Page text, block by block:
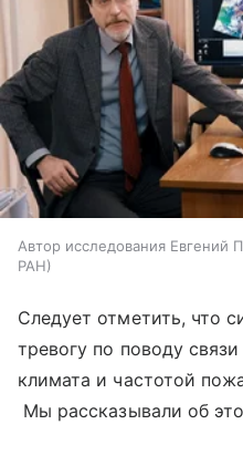
Автор исследования Евгений
РАН
Следует отметить, что
тревогу по поводу
климата и частотой
Мы рассказывали об